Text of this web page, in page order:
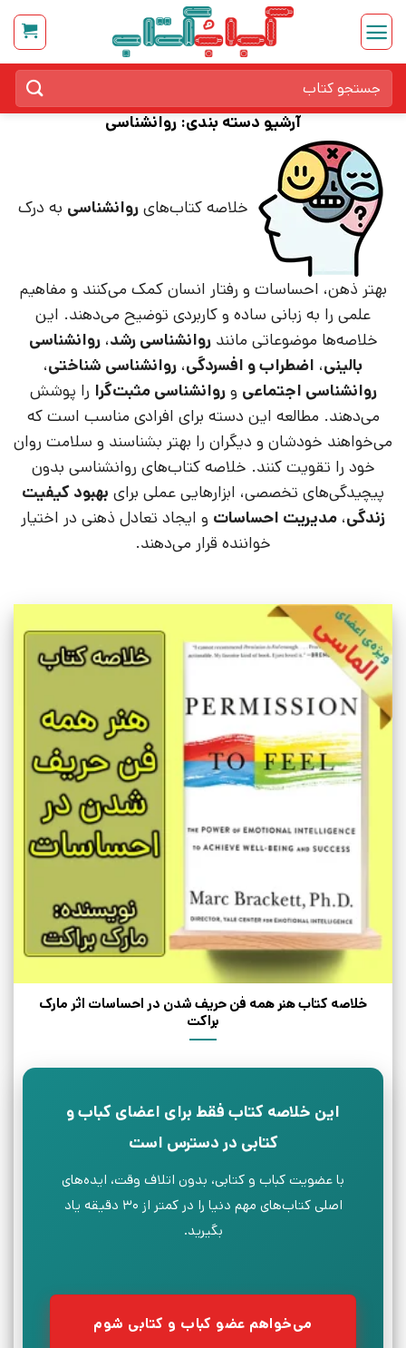
Skip
content
برای:
آرشیو دسته بندی: روانشناسی
خلاصه کتاب‌هایروانشناسی به درک
بهتر ذهن، احساسات و رفتار انسان کمک می‌کنند و مفاهیم
علمی را به زبانی ساده و کاربردی توضیح می‌دهند. این
خلاصه‌ها موضوعاتی مانندروانشناسی رشد،روانشناسی
بالینی، اضطراب و افسردگی، روانشناسی شناختی،
روانشناسی اجتماعی وروانشناسی مثبت‌گرا را پوشش
می‌دهند. مطالعه این دسته برای افرادی مناسب است که
می‌خواهند خودشان و دیگران را بهتر بشناسند و سلامت روان
خود را تقویت کنند. خلاصه کتاب‌های روانشناسی بدون
پیچیدگی‌های تخصصی، ابزارهایی عملی برای بهبود کیفیت
زندگی، مدیریت احساسات و ایجاد تعادل ذهنی در اختیار
خواننده قرار می‌دهند.
خلاصه کتاب هنر همه فن حریف شدن در احساسات اثر مارک
براکت
این خلاصه کتاب فقط برای اعضای کباب و
کتابی در دسترس است
با عضویت کباب و کتابی، بدون اتلاف وقت، ایده‌های
اصلی کتاب‌های مهم دنیا را در کمتر از ۳۰ دقیقه یاد
بگیرید.
می‌خواهم عضو کباب و کتابی شوم